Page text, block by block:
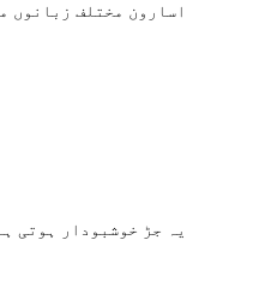
اسارون مختلف زبانوں
یہ جڑ خوشبودار ہوتی